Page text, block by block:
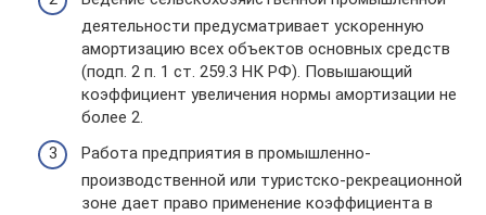
деятельности предусматривает ускоренную
амортизацию всех объектов основных средств
(подп. 2 п. 1 ст. 259.3 НК РФ). Повышающий
коэффициент увеличения нормы амортизации не
более 2.
Работа предприятия в промышленно-
производственной или туристско-рекреационной
зоне дает право применение коэффициента в